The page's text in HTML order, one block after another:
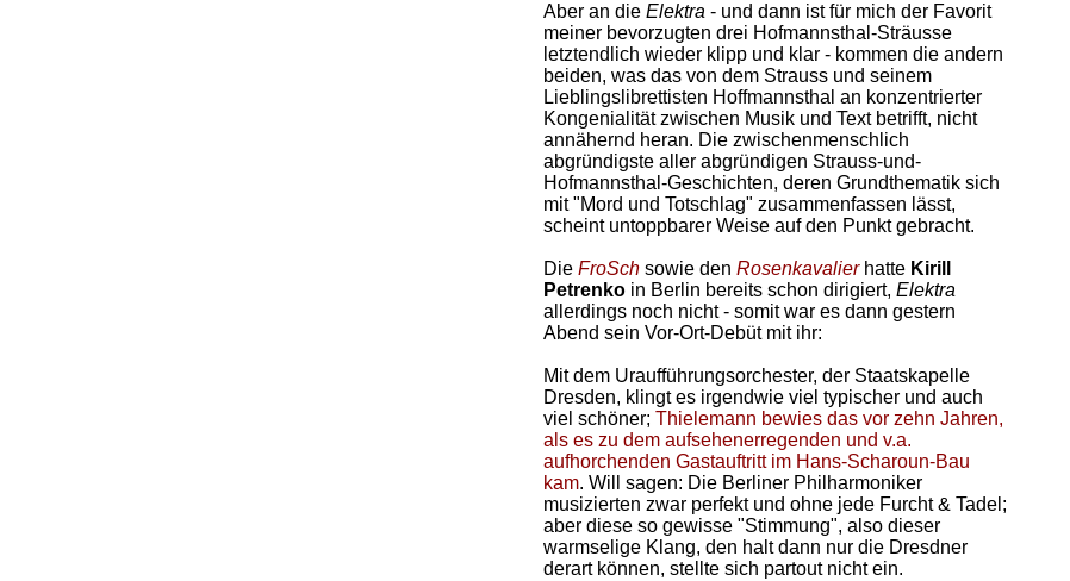
Aber an die Elektra - und dann ist für mich der Favorit
meiner bevorzugten drei Hofmannsthal-Sträusse
letztendlich wieder klipp und klar - kommen die andern
beiden, was das von dem Strauss und seinem
Lieblingslibrettisten Hoffmannsthal an konzentrierter
Kongenialität zwischen Musik und Text betrifft, nicht
annähernd heran. Die zwischenmenschlich
abgründigste aller abgründigen Strauss-und-
Hofmannsthal-Geschichten, deren Grundthematik sich
mit "Mord und Totschlag" zusammenfassen lässt,
scheint untoppbarer Weise auf den Punkt gebracht.
Die FroSchsowie den Rosenkavalierhatte Kirill
Petrenkoin Berlin bereits schon dirigiert, Elektra
allerdings noch nicht - somit war es dann gestern
Abend sein Vor-Ort-Debüt mit ihr:
Mit dem Uraufführungsorchester, der Staatskapelle
Dresden, klingt es irgendwie viel typischer und auch
viel schöner; Thielemann bewies das vor zehn Jahren,
als es zu dem aufsehenerregenden und v.a.
aufhorchenden Gastauftritt im Hans-Scharoun-Bau
kam. Will sagen: Die Berliner Philharmoniker
musizierten zwar perfekt und ohne jede Furcht & Tadel;
aber diese so gewisse "Stimmung", also dieser
warmselige Klang, den halt dann nur die Dresdner
derart können, stellte sich partout nicht ein.